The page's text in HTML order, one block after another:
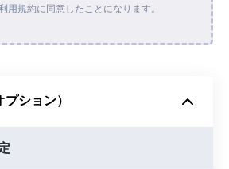
ドライブから
用規約に同意したことになります。
ション）